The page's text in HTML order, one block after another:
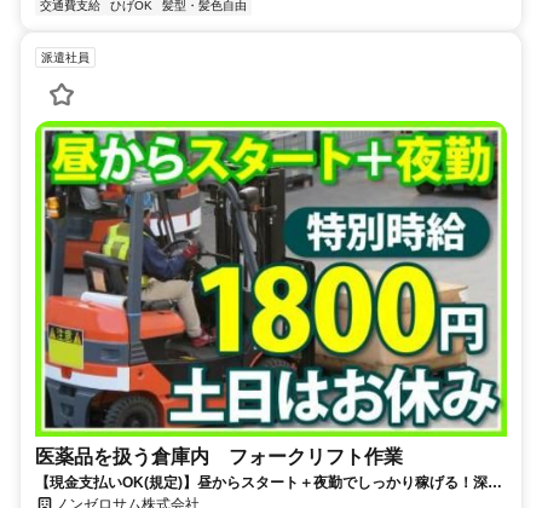
交通費支給 ひげOK 髪型・髪色自由
派遣社員
医薬品を扱う倉庫内 フォークリフト作業
【現金支払いOK(規定)】昼からスタート＋夜勤でしっかり稼げる！深夜
時給2000円◎駅チカで通勤ラクラク！土日はお休み♪
ノンゼロサム株式会社